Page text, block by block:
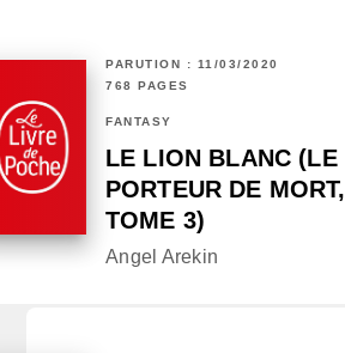
PARUTION : 11/03/2020
768 PAGES
FANTASY
LE LION BLANC (LE
PORTEUR DE MORT,
TOME 3)
Angel Arekin